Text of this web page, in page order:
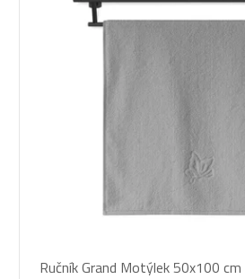
Ručník Grand Motýlek 50x100